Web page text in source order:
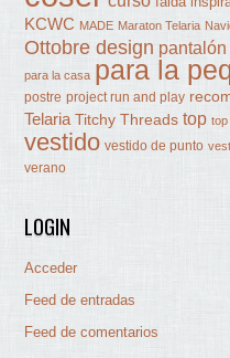
KCWC MADE Maraton Telaria
Ottobre design pantalón
para la casa para la
postre project run and play
Telaria Titchy Threads top
vestido vestido de punto
verano
LOGIN
Acceder
Feed de entradas
Feed de comentarios